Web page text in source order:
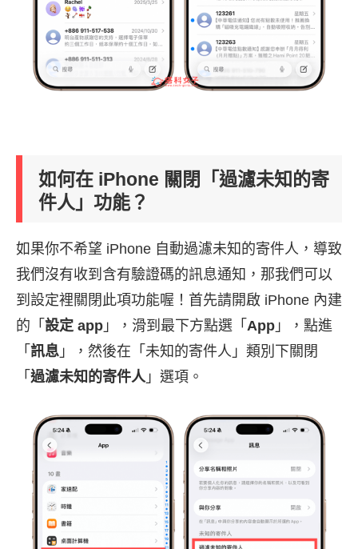
如何在 iPhone 關閉「過濾未知的寄
件人 」功能？
如果你不希望 iPhone 自動過濾未知的寄件人，導致
我們沒有收到含有驗證碼的訊息通知，那我們可以
到設定裡關閉此項功能喔！首先請開啟 iPhone 內建
的「 設定 app 」，滑到最下方點選「 App 」，點進
「 訊息 」，然後在「未知的寄件人」類別下關閉
「 過濾未知的寄件人」選項。